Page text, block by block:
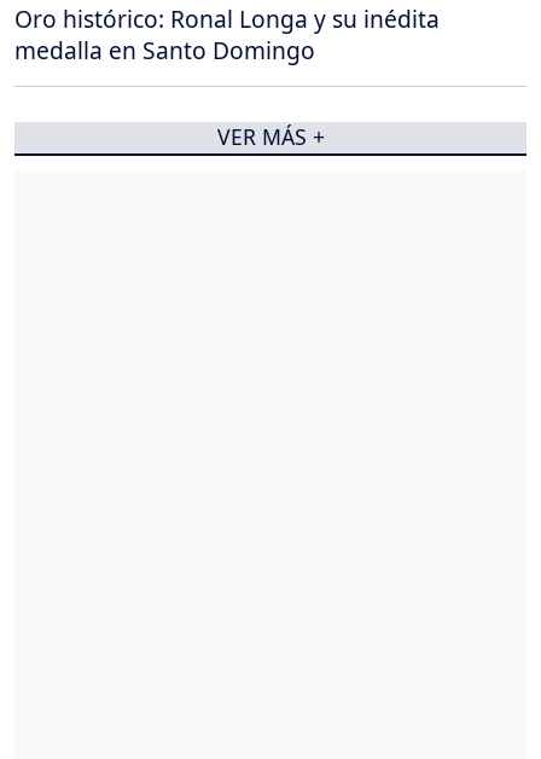
Oro histórico: Ronal Longa y su inédita
medalla en Santo Domingo
VER MÁS +